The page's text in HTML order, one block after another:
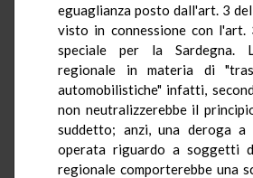
eguaglianza posto dall'art. 3
visto in connessione con
speciale per la Sardegna.
regionale in materia di
automobilistiche" infatti,
non neutralizzerebbe il
suddetto; anzi, una deroga
operata riguardo a soggetti
regionale comporterebbe una